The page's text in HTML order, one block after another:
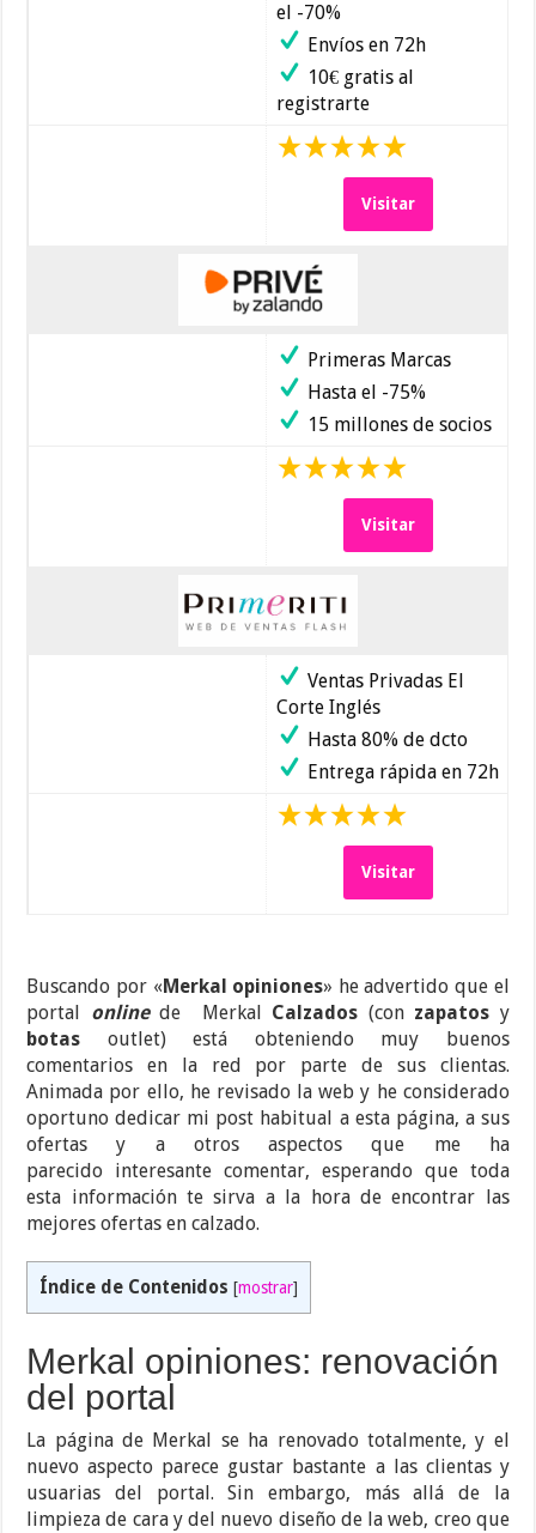
el -70%
Envíos en 72h
10€ gratis al
registrarte
Visitar
Primeras Marcas
Hasta el -75%
15 millones de socios
Visitar
Ventas Privadas El
Corte Inglés
Hasta 80% de dcto
Entrega rápida en 72h
Visitar
Buscando por «Merkal opiniones» he advertido que el
portal onlinede Merkal Calzados (con zapatos y
botas outlet) está obteniendo muy buenos
comentarios en la red por parte de sus clientas.
Animada por ello, he revisado la web y he considerado
oportuno dedicar mi post habitual a esta página, a sus
ofertas y a otros aspectos que me ha
parecido interesante comentar, esperando que toda
esta información te sirva a la hora de encontrar las
mejores ofertas en calzado.
Índice de Contenidos [mostrar]
Merkal opiniones: renovación
del portal
La página de Merkal se ha renovado totalmente, y el
nuevo aspecto parece gustar bastante a las clientas y
usuarias del portal. Sin embargo, más allá de la
limpieza de cara y del nuevo diseño de la web, creo que